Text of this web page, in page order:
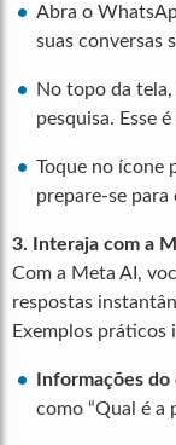
Abra o
suas conversas
No topo da
pesquisa. Esse
Toque no ícone
prepare-se
3. Interaja com a
Com a Meta AI,
respostas
Exemplos práticos
Informações do
como “Qual é a